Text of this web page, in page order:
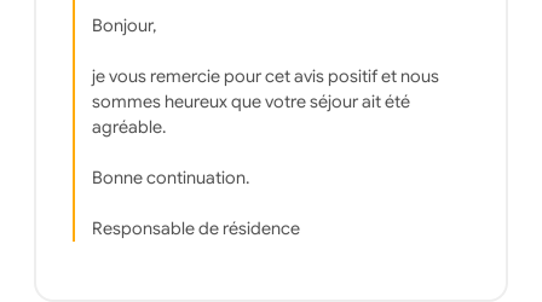
Bonjour,
je vous remercie pour cet avis positif et nous
sommes heureux que votre séjour ait été
agréable.
Bonne continuation.
Responsable de résidence